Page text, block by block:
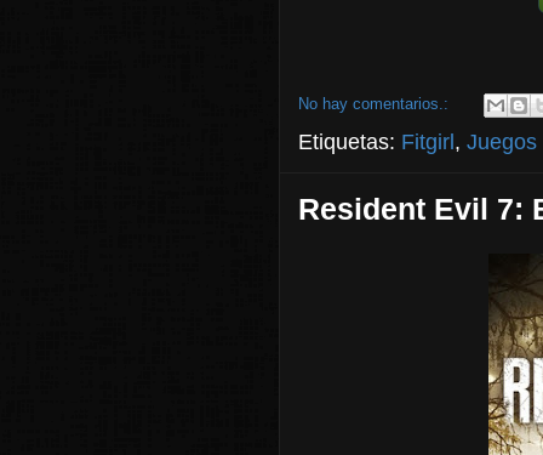
No hay comentarios.:
Etiquetas: Fitgirl, Juegos
Resident Evil 7: